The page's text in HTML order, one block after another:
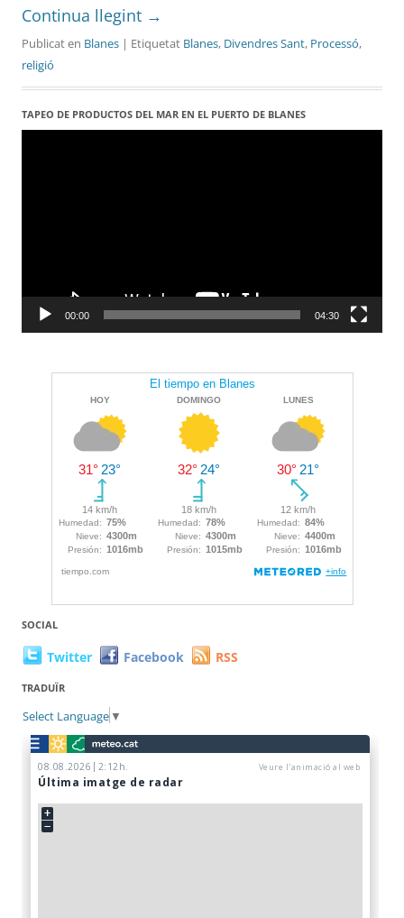
Continua llegint →
Publicat en Blanes | Etiquetat Blanes, Divendres Sant, Processó,
religió
TAPEO DE PRODUCTOS DEL MAR EN EL PUERTO DE BLANES
Reproductor
00:00 04:30
SOCIAL
Twitter Facebook RSS
TRADUÏR
Select Language ▼